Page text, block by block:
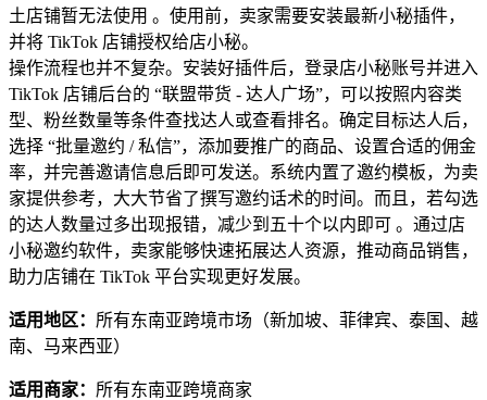
土店铺暂无法使用 。使用前，卖家需要安装最新小秘插件，
并将 TikTok 店铺授权给店小秘。
操作流程也并不复杂。安装好插件后，登录店小秘账号并进入
TikTok 店铺后台的 “联盟带货 - 达人广场”，可以按照内容类
型、粉丝数量等条件查找达人或查看排名。确定目标达人后，
选择 “批量邀约 / 私信”，添加要推广的商品、设置合适的佣金
率，并完善邀请信息后即可发送。系统内置了邀约模板，为卖
家提供参考，大大节省了撰写邀约话术的时间。而且，若勾选
的达人数量过多出现报错，减少到五十个以内即可 。通过店
小秘邀约软件，卖家能够快速拓展达人资源，推动商品销售，
助力店铺在 TikTok 平台实现更好发展。
适用地区： 所有东南亚跨境市场（新加坡、菲律宾、泰国、越
南、马来西亚）
适用商家： 所有东南亚跨境商家